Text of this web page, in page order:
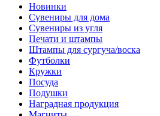
Новинки
Сувениры для дома
Сувениры из угля
Печати и штампы
Штампы для сургуча/воска
Футболки
Кружки
Посуда
Подушки
Наградная продукция